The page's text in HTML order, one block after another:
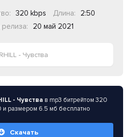
320 kbps Длина:
2:50
20 май 2021
- Чувства
- Чувства в mp3 битрейтом 320
размером 6.5 мб бесплатно
Скачать